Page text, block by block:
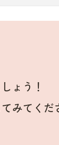
ょう！
みてくだ